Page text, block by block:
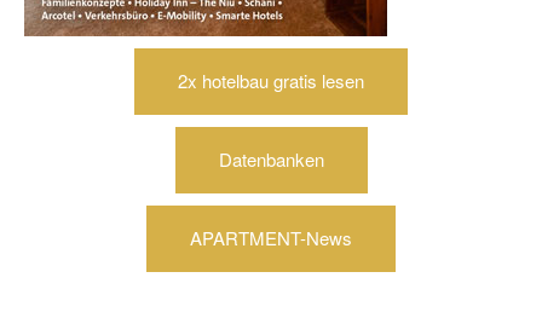
2x hotelbau gratis lesen
Datenbanken
APARTMENT-News